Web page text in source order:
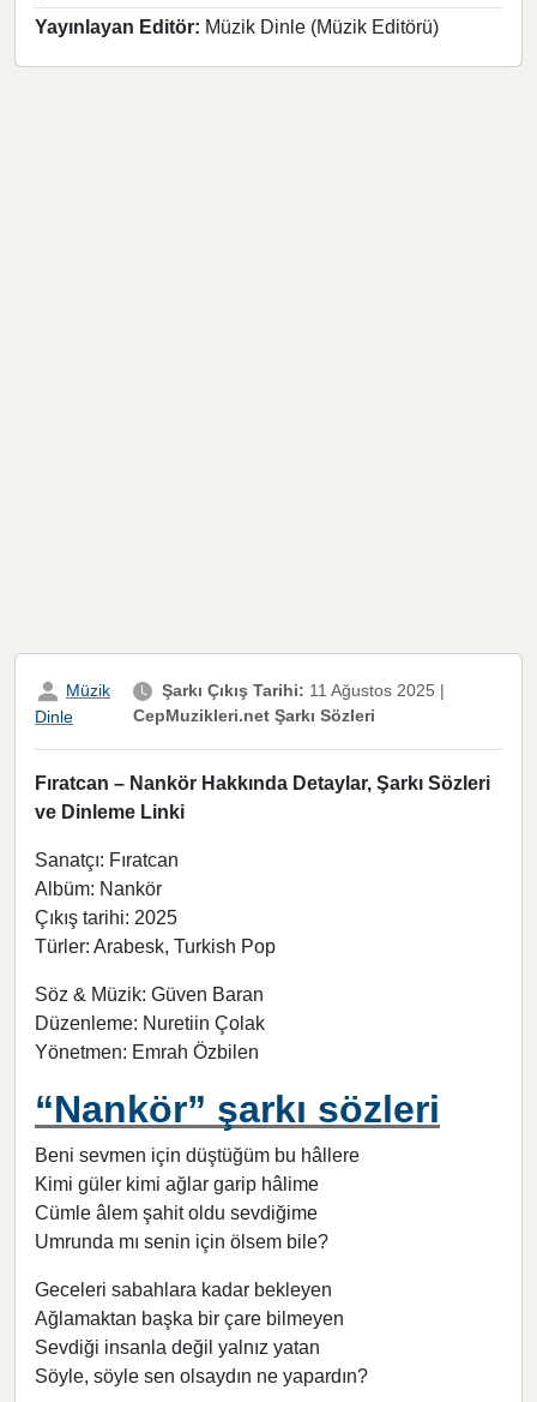
Yayınlayan Editör: Müzik Dinle (Müzik Editörü)
Müzik
Dinle
Şarkı Çıkış Tarihi: 11 Ağustos 2025 |
CepMuzikleri.net Şarkı Sözleri
Fıratcan – Nankör Hakkında Detaylar, Şarkı Sözleri
ve Dinleme Linki
Sanatçı: Fıratcan
Albüm: Nankör
Çıkış tarihi: 2025
Türler: Arabesk, Turkish Pop
Söz & Müzik: Güven Baran
Düzenleme: Nuretiin Çolak
Yönetmen: Emrah Özbilen
“Nankör” şarkı sözleri
Beni sevmen için düştüğüm bu hâllere
Kimi güler kimi ağlar garip hâlime
Cümle âlem şahit oldu sevdiğime
Umrunda mı senin için ölsem bile?
Geceleri sabahlara kadar bekleyen
Ağlamaktan başka bir çare bilmeyen
Sevdiği insanla değil yalnız yatan
Söyle, söyle sen olsaydın ne yapardın?